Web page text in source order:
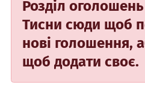
Розділ
Тисни сюди щоб
нові голошення,
щоб додати своє.